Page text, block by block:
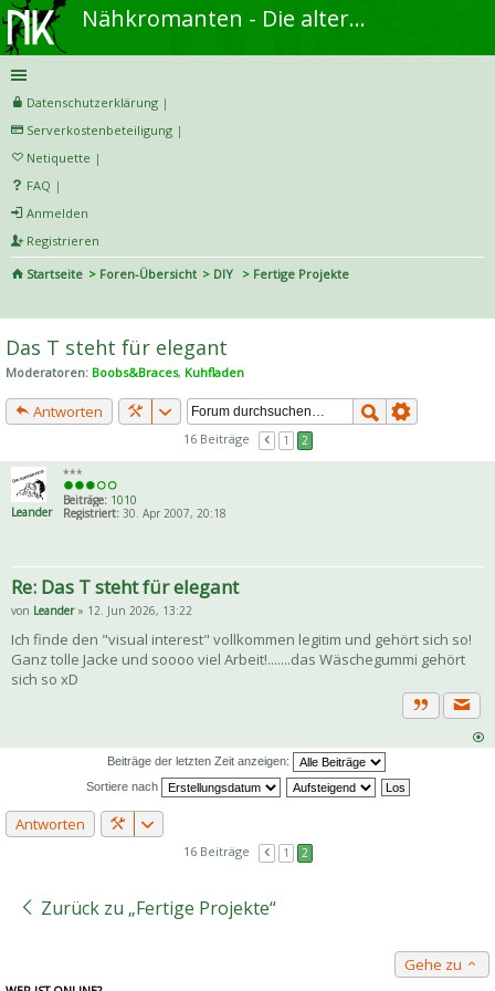
Nähkromanten - Die alternative Näh- und DIY-Community
Datenschutzerklärung |
Serverkostenbeteiligung |
Netiquette |
FAQ |
Anmelden
Registrieren
Startseite
Foren-Übersicht DIY
Fertige Projekte
he
Das T steht für elegant
Moderatoren: Boobs&Braces, Kuhfladen
Antworten
16 Beiträge 1 2
Leander
***
Beiträge: 1010
Registriert: 30. Apr 2007, 20:18
Re: Das T steht für elegant
von Leander» 12. Jun 2026, 13:22
Ich finde den "visual interest" vollkommen legitim und gehört sich so!
Ganz tolle Jacke und soooo viel Arbeit!.......das Wäschegummi gehört
sich so xD
Zitat
Beiträge der letzten Zeit anzeigen:
Sortiere nach
Antworten
16 Beiträge 1 2
Zurück zu „Fertige Projekte“
Gehe zu